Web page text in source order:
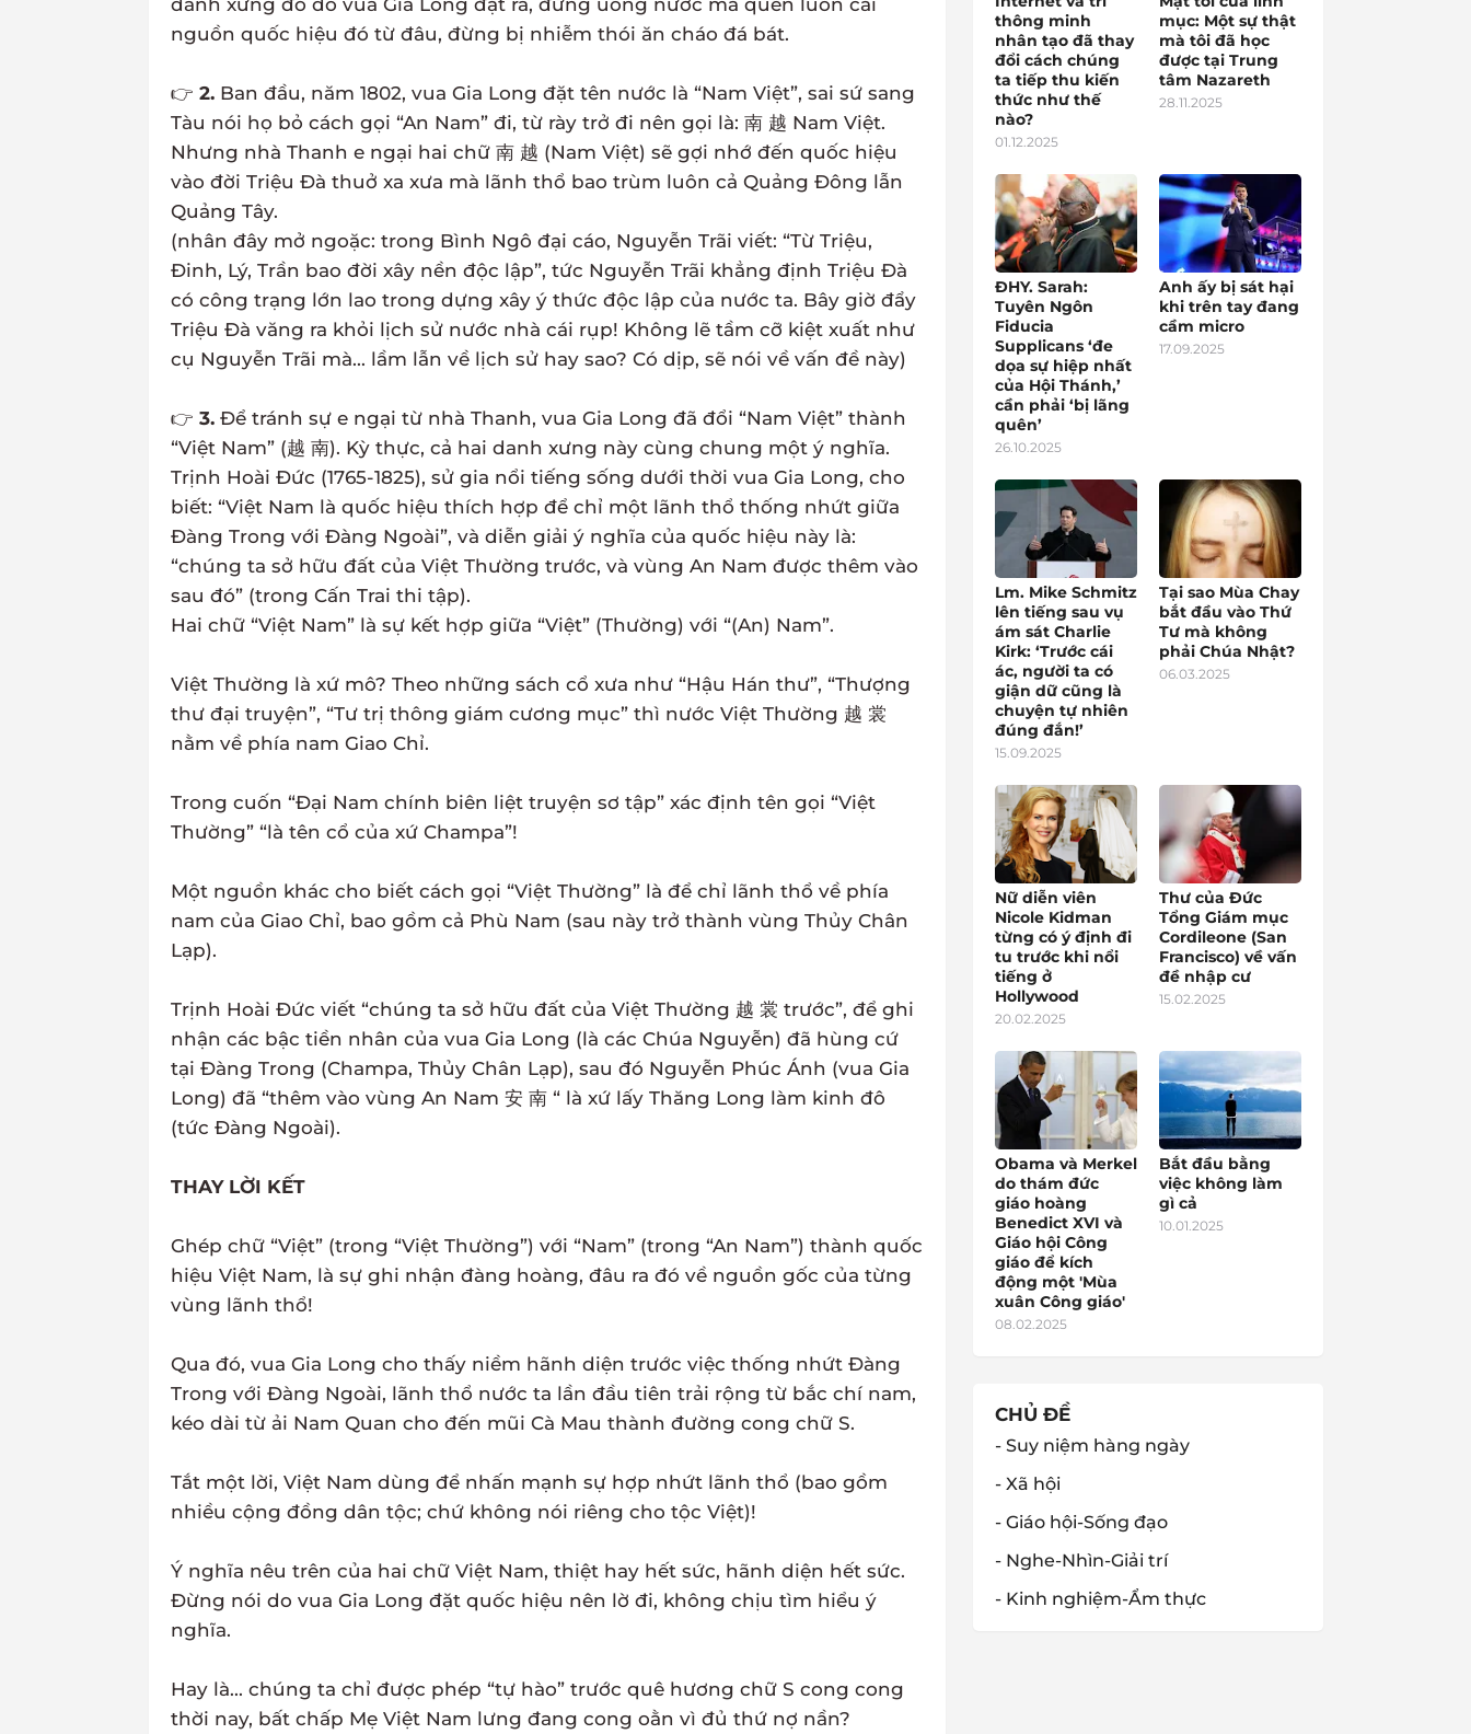
danh xưng đó do vua Gia Long đặt ra, đừng uống nước mà quên luôn cái
nguồn quốc hiệu đó từ đâu, đừng bị nhiễm thói ăn cháo đá bát.
👉 2.Ban đầu, năm 1802, vua Gia Long đặt tên nước là “Nam Việt”, sai sứ sang
Tàu nói họ bỏ cách gọi “An Nam” đi, từ rày trở đi nên gọi là: 南 越 Nam Việt.
Nhưng nhà Thanh e ngại hai chữ 南 越 (Nam Việt) sẽ gợi nhớ đến quốc hiệu
vào đời Triệu Đà thuở xa xưa mà lãnh thổ bao trùm luôn cả Quảng Đông lẫn
Quảng Tây.
(nhân đây mở ngoặc: trong Bình Ngô đại cáo, Nguyễn Trãi viết: “Từ Triệu,
Đinh, Lý, Trần bao đời xây nền độc lập”, tức Nguyễn Trãi khẳng định Triệu Đà
có công trạng lớn lao trong dựng xây ý thức độc lập của nước ta. Bây giờ đẩy
Triệu Đà văng ra khỏi lịch sử nước nhà cái rụp! Không lẽ tầm cỡ kiệt xuất như
cụ Nguyễn Trãi mà... lầm lẫn về lịch sử hay sao? Có dịp, sẽ nói về vấn đề này)
👉 3.Để tránh sự e ngại từ nhà Thanh, vua Gia Long đã đổi “Nam Việt” thành
“Việt Nam” (越 南). Kỳ thực, cả hai danh xưng này cùng chung một ý nghĩa.
Trịnh Hoài Đức (1765-1825), sử gia nổi tiếng sống dưới thời vua Gia Long, cho
biết: “Việt Nam là quốc hiệu thích hợp để chỉ một lãnh thổ thống nhứt giữa
Đàng Trong với Đàng Ngoài”, và diễn giải ý nghĩa của quốc hiệu này là:
“chúng ta sở hữu đất của Việt Thường trước, và vùng An Nam được thêm vào
sau đó” (trong Cấn Trai thi tập).
Hai chữ “Việt Nam” là sự kết hợp giữa “Việt” (Thường) với “(An) Nam”.
Việt Thường là xứ mô? Theo những sách cổ xưa như “Hậu Hán thư”, “Thượng
thư đại truyện”, “Tư trị thông giám cương mục” thì nước Việt Thường 越 裳
nằm về phía nam Giao Chỉ.
Trong cuốn “Đại Nam chính biên liệt truyện sơ tập” xác định tên gọi “Việt
Thường” “là tên cổ của xứ Champa”!
Một nguồn khác cho biết cách gọi “Việt Thường” là để chỉ lãnh thổ về phía
nam của Giao Chỉ, bao gồm cả Phù Nam (sau này trở thành vùng Thủy Chân
Lạp).
Trịnh Hoài Đức viết “chúng ta sở hữu đất của Việt Thường 越 裳 trước”, để ghi
nhận các bậc tiền nhân của vua Gia Long (là các Chúa Nguyễn) đã hùng cứ
tại Đàng Trong (Champa, Thủy Chân Lạp), sau đó Nguyễn Phúc Ánh (vua Gia
Long) đã “thêm vào vùng An Nam 安 南 “ là xứ lấy Thăng Long làm kinh đô
(tức Đàng Ngoài).
THAY LỜI KẾT
Ghép chữ “Việt” (trong “Việt Thường”) với “Nam” (trong “An Nam”) thành quốc
hiệu Việt Nam, là sự ghi nhận đàng hoàng, đâu ra đó về nguồn gốc của từng
vùng lãnh thổ!
Qua đó, vua Gia Long cho thấy niềm hãnh diện trước việc thống nhứt Đàng
Trong với Đàng Ngoài, lãnh thổ nước ta lần đầu tiên trải rộng từ bắc chí nam,
kéo dài từ ải Nam Quan cho đến mũi Cà Mau thành đường cong chữ S.
Tắt một lời, Việt Nam dùng để nhấn mạnh sự hợp nhứt lãnh thổ (bao gồm
nhiều cộng đồng dân tộc; chứ không nói riêng cho tộc Việt)!
Ý nghĩa nêu trên của hai chữ Việt Nam, thiệt hay hết sức, hãnh diện hết sức.
Đừng nói do vua Gia Long đặt quốc hiệu nên lờ đi, không chịu tìm hiểu ý
nghĩa.
Hay là... chúng ta chỉ được phép “tự hào” trước quê hương chữ S cong cong
thời nay, bất chấp Mẹ Việt Nam lưng đang cong oằn vì đủ thứ nợ nần?
thông minh
nhân tạo đã thay
đổi cách chúng
ta tiếp thu kiến
thức như thế
nào?
01.12.2025
mục: Một sự thật
mà tôi đã học
được tại Trung
tâm Nazareth
28.11.2025
ĐHY. Sarah:
Tuyên Ngôn
Fiducia
Supplicans ‘đe
dọa sự hiệp nhất
của Hội Thánh,’
cần phải ‘bị lãng
quên’
26.10.2025
Anh ấy bị sát hại
khi trên tay đang
cầm micro
17.09.2025
Lm. Mike Schmitz
lên tiếng sau vụ
ám sát Charlie
Kirk: ‘Trước cái
ác, người ta có
giận dữ cũng là
chuyện tự nhiên
đúng đắn!’
15.09.2025
Tại sao Mùa Chay
bắt đầu vào Thứ
Tư mà không
phải Chúa Nhật?
06.03.2025
Nữ diễn viên
Nicole Kidman
từng có ý định đi
tu trước khi nổi
tiếng ở
Hollywood
20.02.2025
Thư của Đức
Tổng Giám mục
Cordileone (San
Francisco) về vấn
đề nhập cư
15.02.2025
Obama và Merkel
do thám đức
giáo hoàng
Benedict XVI và
Giáo hội Công
giáo để kích
động một 'Mùa
xuân Công giáo'
08.02.2025
Bắt đầu bằng
việc không làm
gì cả
10.01.2025
CHỦ ĐỀ
- Suy niệm hàng ngày
- Xã hội
- Giáo hội-Sống đạo
- Nghe-Nhìn-Giải trí
- Kinh nghiệm-Ẩm thực